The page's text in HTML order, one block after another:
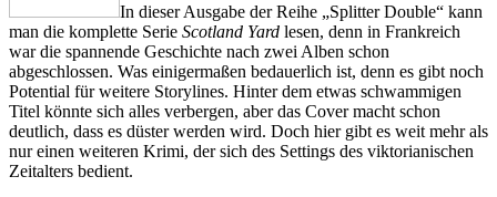
In dieser Ausgabe der Reihe „Splitter Double“ kann
man die komplette Serie Scotland Yard lesen, denn in Frankreich
war die spannende Geschichte nach zwei Alben schon
abgeschlossen. Was einigermaßen bedauerlich ist, denn es gibt noch
Potential für weitere Storylines. Hinter dem etwas schwammigen
Titel könnte sich alles verbergen, aber das Cover macht schon
deutlich, dass es düster werden wird. Doch hier gibt es weit mehr als
nur einen weiteren Krimi, der sich des Settings des viktorianischen
Zeitalters bedient.